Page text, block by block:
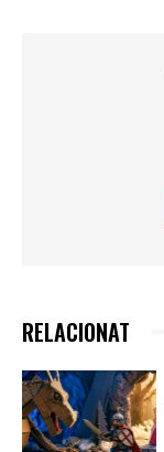
RELACIONAT